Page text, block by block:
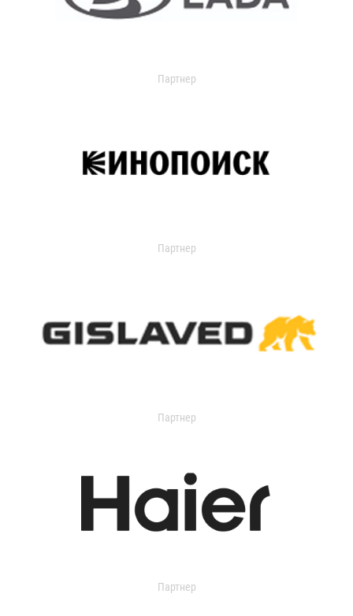
Партнер
Партнер
Партнер
Партнер